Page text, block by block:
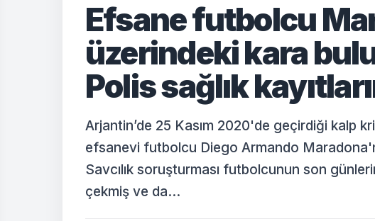
Efsane futbolcu
üzerindeki kara
Polis sağlık
Arjantin’de 25 Kasım 2020'de geçirdiği kalp
efsanevi futbolcu Diego Armando
Savcılık soruşturması futbolcunun son
çekmiş ve da...